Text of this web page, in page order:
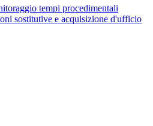
tempi procedimentali
sostitutive e acquisizione d'ufficio